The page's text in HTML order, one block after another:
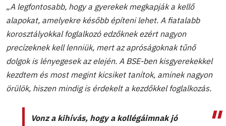
„A legfontosabb, hogy a gyerekek megkapják a kellő
alapokat, amelyekre később építeni lehet. A fiatalabb
korosztályokkal foglalkozó edzőknek ezért nagyon
precízeknek kell lenniük, mert az apróságoknak tűnő
dolgok is lényegesek az elején. A BSE-ben kisgyerekekkel
kezdtem és most megint kicsiket tanítok, aminek nagyon
örülök, hiszen mindig is érdekelt a kezdőkkel foglalkozás.
Vonz a kihívás, hogy a kollégáimnak jó